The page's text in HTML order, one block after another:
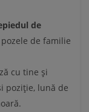
de
de familie
cu tine și
poziție, lună de